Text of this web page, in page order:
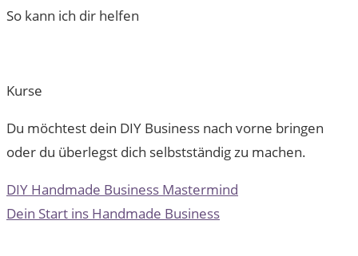
So kann ich dir helfen
Kurse
Du möchtest dein DIY Business nach vorne bringen
oder du überlegst dich selbstständig zu machen.
DIY Handmade Business Mastermind
Dein Start ins Handmade Business